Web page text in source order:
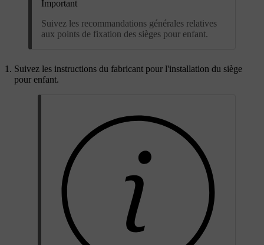
Important
Suivez les recommandations générales relatives
aux points de fixation des sièges pour enfant.
Suivez les instructions du fabricant pour l'installation du siège
pour enfant.